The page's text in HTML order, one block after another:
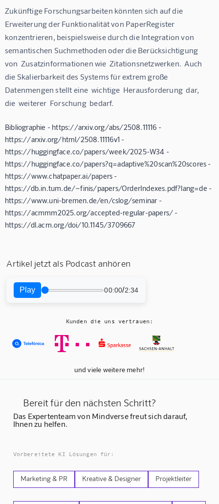
Zukünftige Forschungsarbeiten könnten sich auf die
Erweiterung der Funktionalität von PaperRegister
konzentrieren, beispielsweise durch die Integration von
semantischen Suchmethoden oder die Berücksichtigung
von  Zusatzinformationen wie  Zitationsnetzwerken.  Auch
die Skalierbarkeit des Systems für extrem große
Datenmengen stellt eine  wichtige  Herausforderung  dar,
die  weiterer  Forschung  bedarf.
Bibliographie - https://arxiv.org/abs/2508.11116 -
https://arxiv.org/html/2508.11116v1 -
https://huggingface.co/papers/week/2025-W34 -
https://huggingface.co/papers?q=adaptive%20scan%20scores -
https://www.chatpaper.ai/papers -
https://db.in.tum.de/~finis/papers/OrderIndexes.pdf?lang=de -
https://www.uni-bremen.de/en/cslog/seminar -
https://acmmm2025.org/accepted-regular-papers/ -
https://dl.acm.org/doi/10.1145/3709667
Artikel jetzt als Podcast anhören
Play 00:00/2:34
Kunden die uns vertrauen:
und viele weitere mehr!
Bereit für den nächsten Schritt?
Das Expertenteam von Mindverse freut sich darauf,
Ihnen zu helfen.
Vorbereitete KI Lösungen für:
Marketing & PR Kreative & Designer Projektleiter